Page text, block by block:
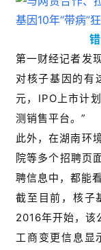
第一财经记者发
对核子基因的有
元，IPO上市计
测销售平台。”
此外，在湖南环
院等多个招聘页
聘信息中，都能
截至目前，核子
2016年开始，该
工商变更信息显